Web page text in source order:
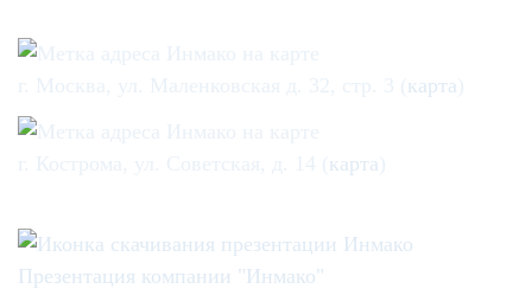
карта
карта
Презентация компании "Инмако"